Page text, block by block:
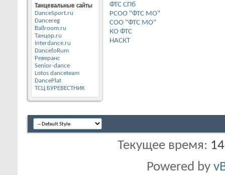
Танцевальные сайты
DanceSport.ru
Dancereg
Ballroom.ru
Танцор.ru
Interdance.ru
DancefoRum
Реверанс
Senior-dance
Lotos danceteam
DancePlat
ТСЦ БУРЕВЕСТНИК
ФТС СПб
РСОО "ФТС МО"
СОО "ФТС МО"
КО ФТС
НАСКТ
Текущее время:
Powered by